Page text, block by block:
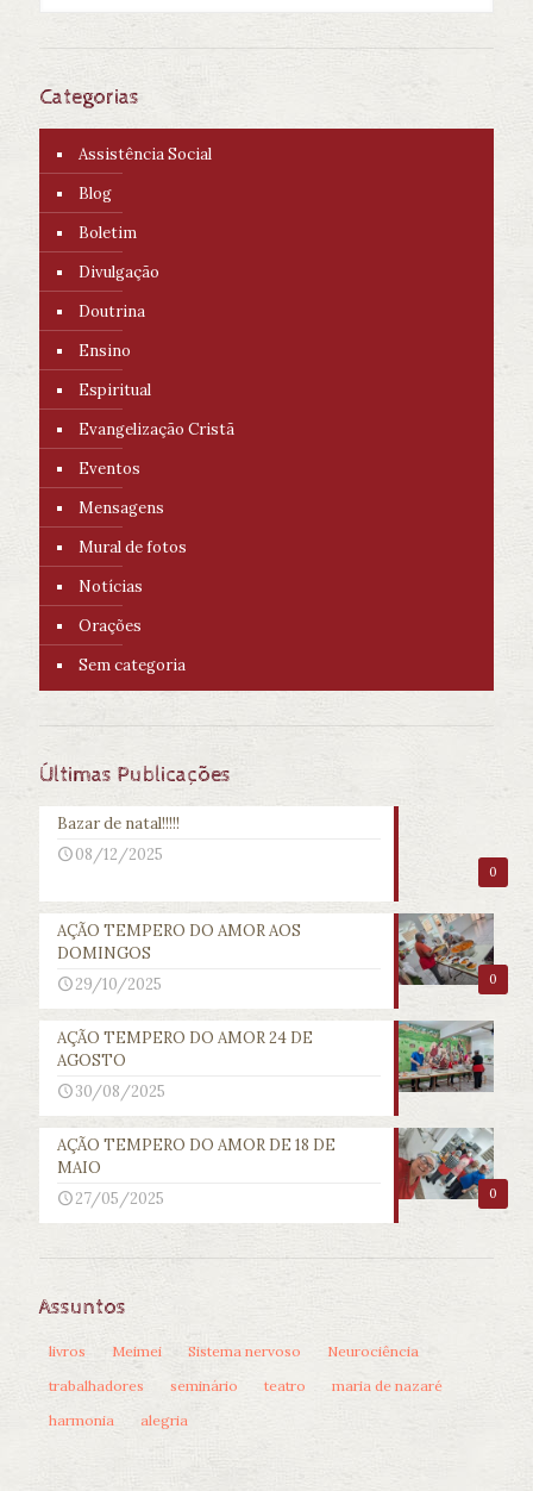
Categorias
Assistência Social
Blog
Boletim
Divulgação
Doutrina
Ensino
Espiritual
Evangelização Cristã
Eventos
Mensagens
Mural de fotos
Notícias
Orações
Sem categoria
Últimas Publicações
0
Bazar de natal!!!!!
08/12/2025
0
AÇÃO TEMPERO DO AMOR AOS
DOMINGOS
29/10/2025
AÇÃO TEMPERO DO AMOR 24 DE
AGOSTO
30/08/2025
0
AÇÃO TEMPERO DO AMOR DE 18 DE
MAIO
27/05/2025
Assuntos
livros Meimei Sistema nervoso
Neurociência
trabalhadores
seminário teatro
maria de nazaré
harmonia
alegria